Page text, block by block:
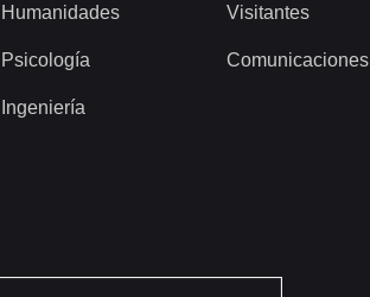
Humanidades
Psicología
Ingeniería
Visitantes
Comunicaciones